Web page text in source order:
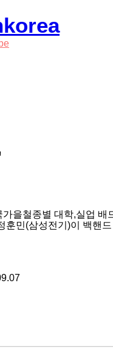
을철종별 대학,실업
훈민(삼성전기)이 백핸